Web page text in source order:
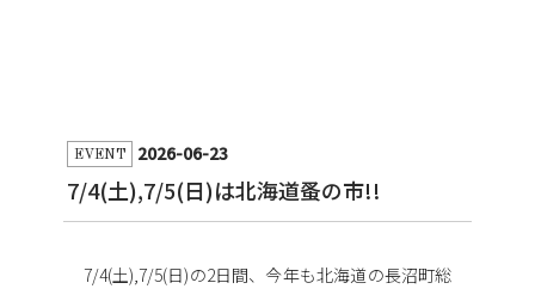
EVENT 2026-06-23
7/4(土),7/5(日)は北海道蚤の市!!
7/4(土),7/5(日)の2日間、今年も北海道の長沼町総